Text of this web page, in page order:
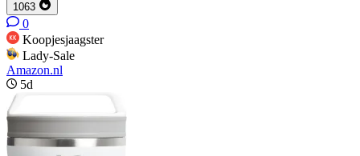
1063
0
Koopjesjaagster
Lady-Sale
Amazon.nl
5d